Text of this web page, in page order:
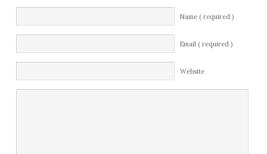
Name ( required )
Email ( required )
Website